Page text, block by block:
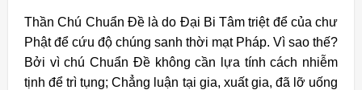
Thần Chú Chuẩn Đề là do Đại Bi Tâm triệt để của chư
Phật để cứu độ chúng sanh thời mạt Pháp. Vì sao thế?
Bởi vì chú Chuẩn Đề không cần lựa tính cách nhiễm
tịnh để trì tụng; Chẳng luận tại gia, xuất gia, đã lỡ uống